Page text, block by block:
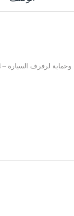
لرفرف السيارة – 4 قطع –